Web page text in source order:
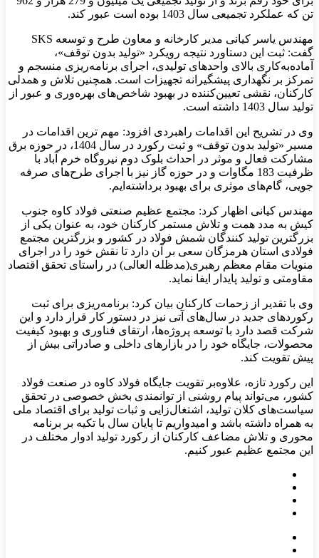
تن که عملکرد تجمیعی سال 1403 بوده است عبور کند.
مهندس یاسر کیانی مدیر کارخانه و معاون طرح و توسعه SKS
گفت: ثبت این دستاورد نتیجه رویکرد «تولید بدون توقف»،
آماده‌به‌کاری بالای واحدهای تولیدی، اجرای برنامه‌ریزی منسجم و
تمرکز بر نگهداری پیشگیرانه تجهیزات است. همچنین تلاش و همدلی
کارکنان، نقشی تعیین‌کننده در بهبود شاخص‌های بهره‌وری و عبور از
تولید سال 1403 داشته است.​
وی در تشریح این اقدامات راهبردی افزود: مهم ترین اقدامات در
مسیر «تولید بدون توقف» و ثبت رکورد در سال 1404، در حوزه برق
مشارکت فعال و موثر در احداث بلوک دوم نیروگاه خرم آباد با
ظرفیت 183 مگاوات و در حوزه گاز نیز با اجرای طرح‌های صرفه
جویی، گام‌های موثری برای بهبود برداشته‌ایم.
مهندس کیانی اظهار کرد: مجتمع عظیم صنعتی فولاد کاوه جنوب
کیش به مدد همت و تلاش مستمر کارکنان خود، به عنوان یکی از
بزرگترین تولید کنندگان شمش فولاد در کشور و بزرگترین مجتمع
فولادی استان هرمزگان سعی بر آن دارد تا نقش خود را در اجرای
منویات مقام معظم رهبری(مدظله العالی) در راستای تحقق اقتصاد
مقاومتی و تولید پایدار ایفا نماید.
وی با تقدیر از زحمات کارکنان بیان کرد: برنامه‌ریزی برای ثبت
رکوردهای جدید در سال‌های آتی نیز در دستور کار قرار دارد و این
شرکت قصد دارد با توسعه پروژه‌ها، ارتقای فناوری و بهبود کیفیت
محصولات، جایگاه خود را در بازارهای داخلی و صادراتی بیش از
پیش تقویت کند.​
این رکورد تازه، علاوه‌بر تقویت جایگاه فولاد کاوه در صنعت فولاد
کشور، می‌تواند پیام روشنی از توانمندی بخش خصوصی در تحقق
سیاست‌های کلان تولید، اشتغال‌زایی و ثبات تولید برای اقتصاد ملی
به همراه داشته باشد و امیدواریم تا پایان سال با تکیه بر برنامه
محوری و تلاش مضاعف کارکنان از رکورد تولید ادوار مختلف در
این مجتمع عظیم عبور کنیم.